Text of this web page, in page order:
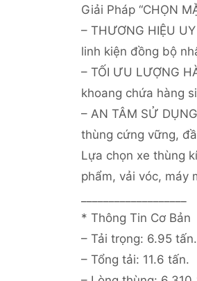
Giải Pháp “CHỌN
– THƯƠNG HIỆU
linh kiện đồng bộ
– TỐI ƯU LƯỢNG
khoang chứa hàng
– AN TÂM SỬ
thùng cứng vững,
Lựa chọn xe thùng
phẩm, vải vóc, máy
* Thông Tin Cơ Bản
– Tải trọng: 6.95 tấn.
– Tổng tải: 11.6 tấn.